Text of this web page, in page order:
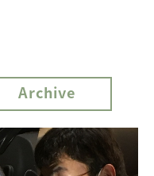
Archive